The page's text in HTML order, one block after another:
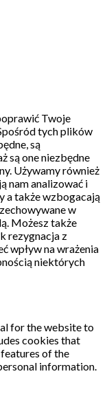
Twoje
tych plików
są
są one niezbędne
Używamy również
nam analizować i
a także wzbogacają
w
Możesz także
rezygnacja z
wpływ na wrażenia
niektórych
for the website to
cookies that
of the
information.